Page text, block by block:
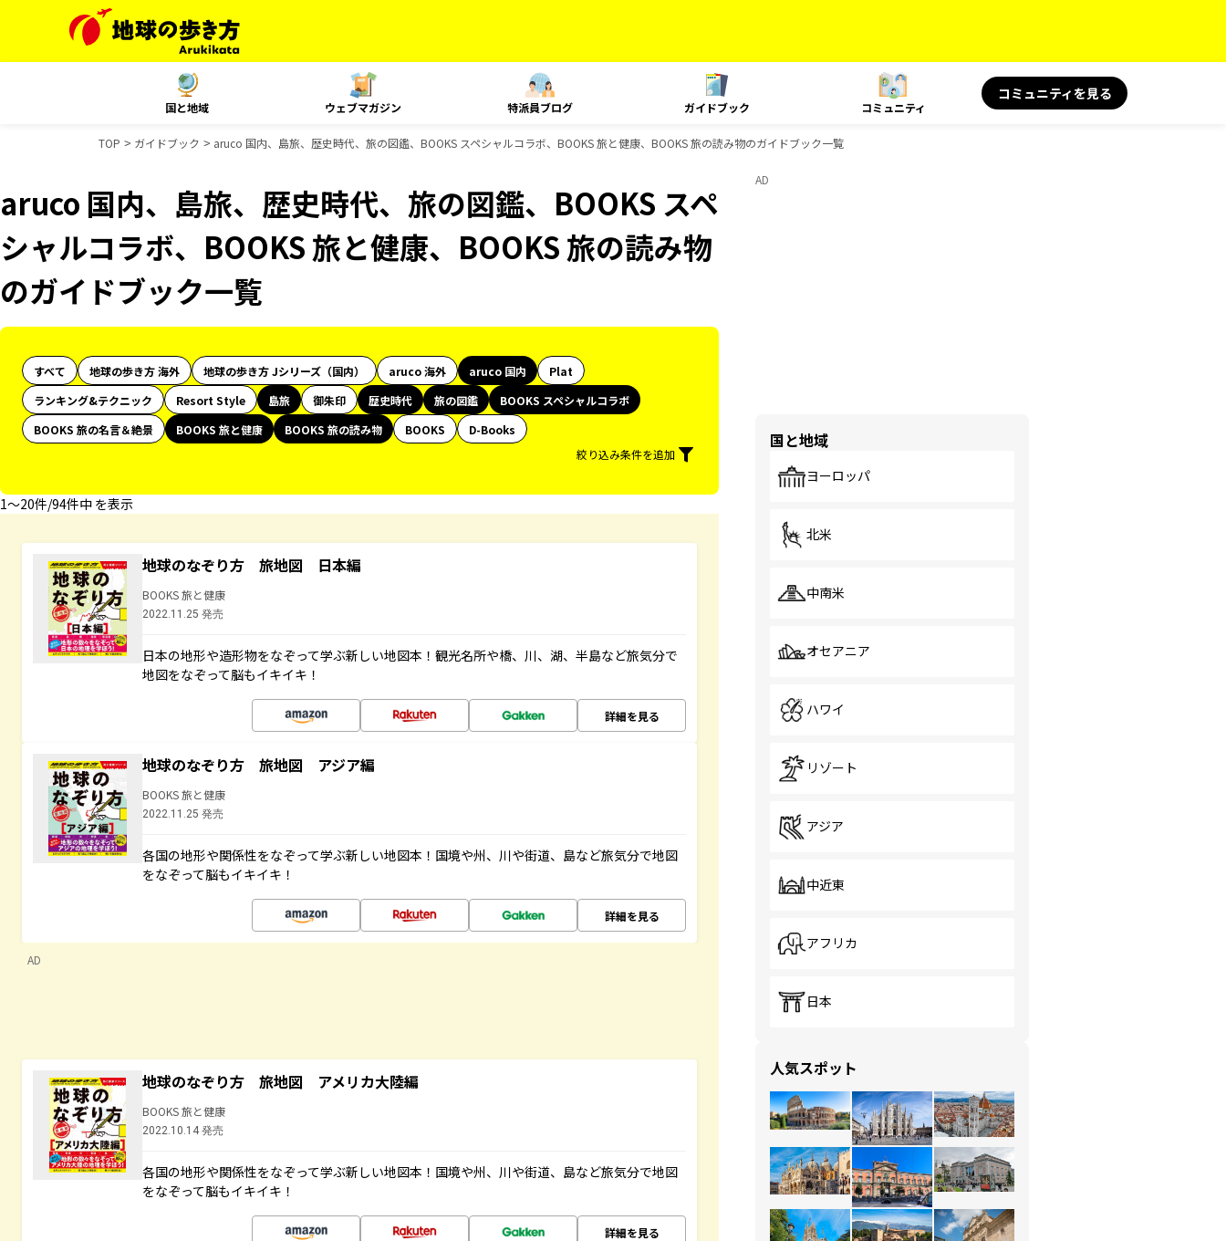
国と地域 ウェブマガジン 特派員ブログ ガイドブック コミュニティ
コミュニティを見る
TOP ガイドブック aruco 国内、島旅、歴史時代、旅の図鑑、BOOKS スペシャルコラボ、BOOKS 旅と健康、BOOKS 旅の読み物のガイドブック一覧
aruco 国内、島旅、歴史時代、旅の図鑑、BOOKS スペ
シャルコラボ、BOOKS 旅と健康、BOOKS 旅の読み物
のガイドブック一覧
すべて 地球の歩き方 海外 地球の歩き方 Jシリーズ（国内） aruco 海外 aruco 国内
Plat
ランキング&テクニック
Resort Style 島旅 御朱印 歴史時代 旅の図鑑
BOOKS スペシャルコラボ
BOOKS 旅の名言＆絶景
BOOKS 旅と健康 BOOKS 旅の読み物 BOOKS
D-Books
絞り込み条件を追加
1〜20件/94件中 を表示
地球のなぞり方 旅地図 日本編
BOOKS 旅と健康
2022.11.25 発売
日本の地形や造形物をなぞって学ぶ新しい地図本！観光名所や橋、川、湖、半島など旅気分で
地図をなぞって脳もイキイキ！
詳細を見る
地球のなぞり方 旅地図 アジア編
BOOKS 旅と健康
2022.11.25 発売
各国の地形や関係性をなぞって学ぶ新しい地図本！国境や州、川や街道、島など旅気分で地図
をなぞって脳もイキイキ！
詳細を見る
AD
地球のなぞり方 旅地図 アメリカ大陸編
BOOKS 旅と健康
2022.10.14 発売
各国の地形や関係性をなぞって学ぶ新しい地図本！国境や州、川や街道、島など旅気分で地図
をなぞって脳もイキイキ！
詳細を見る
AD
国と地域
ヨーロッパ
北米
中南米
オセアニア
ハワイ
リゾート
アジア
中近東
アフリカ
日本
人気スポット